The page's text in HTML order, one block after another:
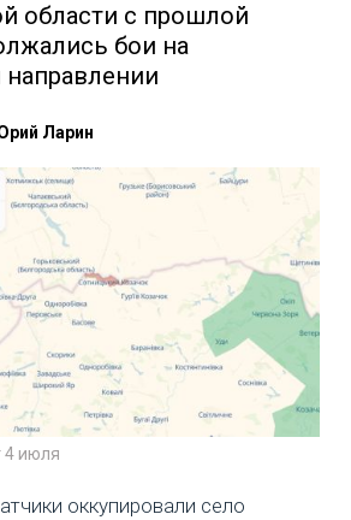
области с прошлой
бои на
Ларин
4 июля
оккупировали село